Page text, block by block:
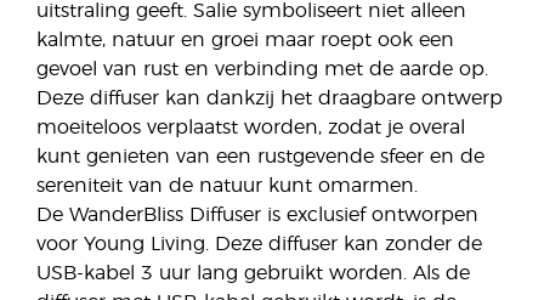
uitstraling geeft. Salie symboliseert niet alleen
kalmte, natuur en groei maar roept ook een
gevoel van rust en verbinding met de aarde op.
Deze diffuser kan dankzij het draagbare ontwerp
moeiteloos verplaatst worden, zodat je overal
kunt genieten van een rustgevende sfeer en de
sereniteit van de natuur kunt omarmen.
De WanderBliss Diffuser is exclusief ontworpen
voor Young Living. Deze diffuser kan zonder de
USB-kabel 3 uur lang gebruikt worden. Als de